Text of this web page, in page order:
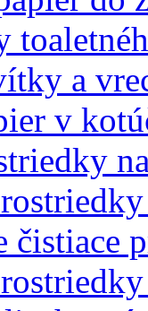
a
v
čistiace